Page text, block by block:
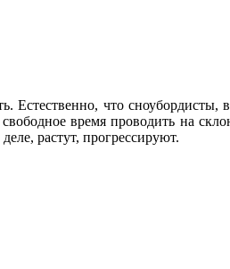
Естественно, что
время проводить на
растут, прогрессируют.